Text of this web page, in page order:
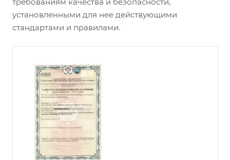
установленными для нее действующими
стандартами и правилами.